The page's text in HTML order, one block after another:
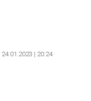
24.01.2023 | 20:24